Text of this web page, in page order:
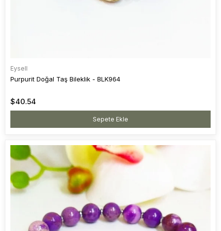
Eysell
Purpurit Doğal Taş Bileklik - BLK964
$40.54
Sepete Ekle